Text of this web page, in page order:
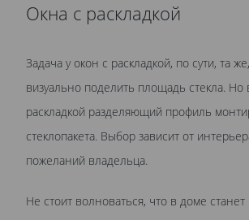
Окна с раскладкой
Задача у окон с раскладкой, по сути, та
визуально поделить площадь стекла. Но
раскладкой разделяющий профиль
стеклопакета. Выбор зависит от
пожеланий владельца.
Не стоит волноваться, что в доме